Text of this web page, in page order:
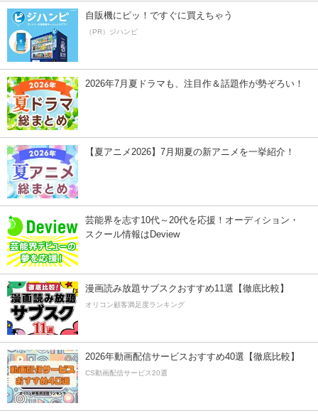
自販機にピッ！ですぐに買えちゃう
（PR）ジハンピ
2026年7月夏ドラマも、注目作＆話題作が勢ぞろい！
【夏アニメ2026】7月期夏の新アニメを一挙紹介！
芸能界を志す10代～20代を応援！オーディション・
スクール情報はDeview
漫画読み放題サブスクおすすめ11選【徹底比較】
オリコン顧客満足度ランキング
2026年動画配信サービスおすすめ40選【徹底比較】
CS動画配信サービス20選